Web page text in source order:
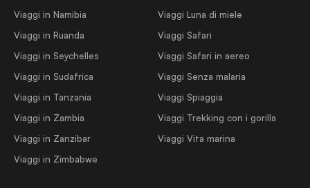
Viaggi in Namibia
Viaggi in Ruanda
Viaggi in Seychelles
Viaggi in Sudafrica
Viaggi in Tanzania
Viaggi in Zambia
Viaggi in Zanzibar
Viaggi in Zimbabwe
Viaggi Luna di miele
Viaggi Safari
Viaggi Safari in aereo
Viaggi Senza malaria
Viaggi Spiaggia
Viaggi Trekking con i gorilla
Viaggi Vita marina